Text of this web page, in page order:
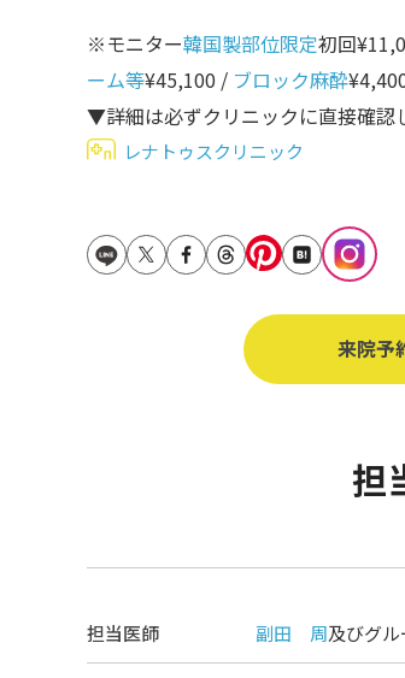
80代
90代
Region
東京
名古屋
仙台
※モニター韓国製部位限定初回
ーム等¥45,100 / ブロック麻酔
▼詳細は必ずクリニックに直接確
レナトゥスクリニック
来院予
担
担当医師 副田 周及びグ